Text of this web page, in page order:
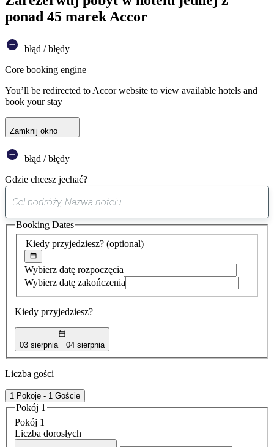
ponad 45 marek Accor
błąd / błędy
Core booking engine
You’ll be redirected to Accor website to view available hotels and
book your stay
Zamknij okno
błąd / błędy
Gdzie chcesz jechać?
sugestia
została
znaleziona
Kiedy przyjedziesz? (optional)
Wybierz datę rozpoczęcia
Wybierz datę zakończenia
Kiedy przyjedziesz?
03 sierpnia 04 sierpnia
Booking Dates
Liczba gości
1 Pokoje - 1 Goście
Pokój 1
Pokój 1
Liczba dorosłych